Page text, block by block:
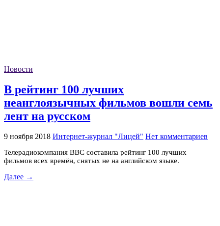
Новости
В рейтинг 100 лучших
неанглоязычных фильмов вошли семь
лент на русском
9 ноября 2018 Интернет-журнал "Лицей" Нет комментариев
Телерадиокомпания BBC составила рейтинг 100 лучших
фильмов всех времён, снятых не на английском языке.
Далее →